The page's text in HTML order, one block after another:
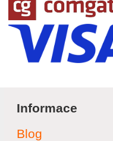
Informace
Blog